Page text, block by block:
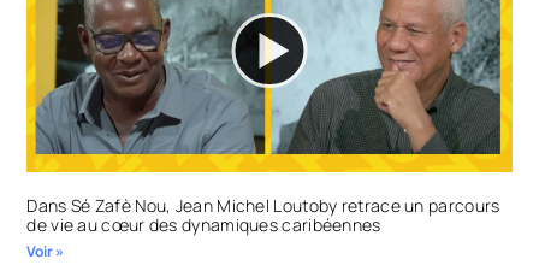
Dans Sé Zafè Nou, Jean Michel Loutoby retrace un parcours
de vie au cœur des dynamiques caribéennes
Voir »